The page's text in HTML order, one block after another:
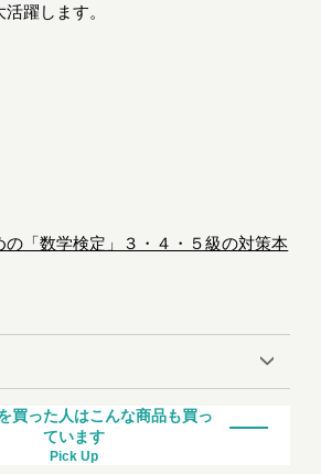
躍します。
の「数学検定」３・４・５級の対策本
買った人はこんな商品も買っ
ています
Pick Up